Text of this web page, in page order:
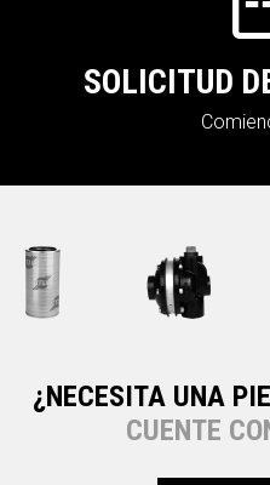
SOLICITUD
¿NECESITA UNA
CUENTE